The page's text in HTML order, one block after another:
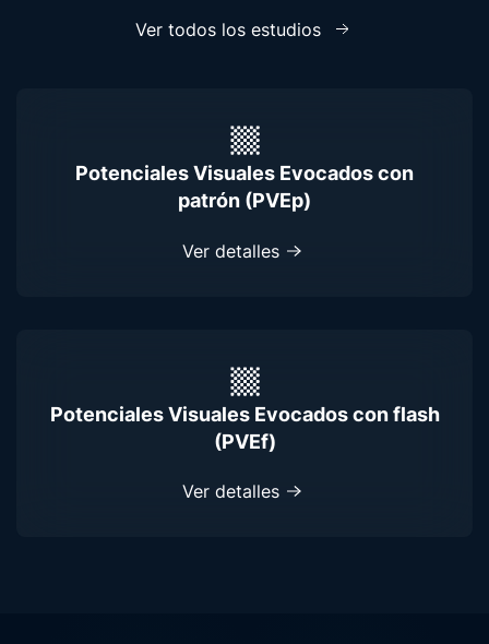
Ver todos los estudios
Potenciales Visuales Evocados con
patrón (PVEp)
Ver detalles
Potenciales Visuales Evocados con flash
(PVEf)
Ver detalles